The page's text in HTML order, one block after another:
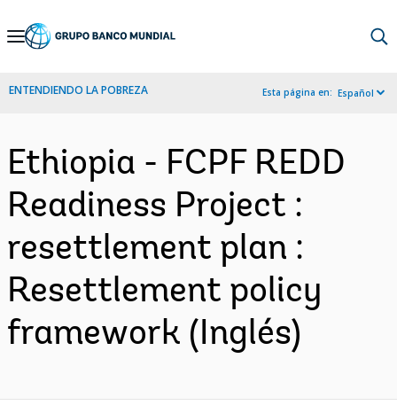
Skip
Navigation
ENTENDIENDO LA POBREZA Esta página en: Español
Ethiopia - FCPF REDD
Readiness Project :
resettlement plan :
Resettlement policy
framework (Inglés)